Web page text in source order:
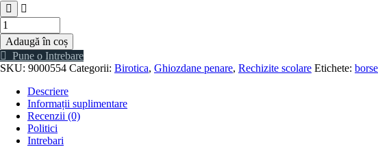
Cantitate
Penar
borseta
(
portofel
motive
geometrice
Adaugă în coș
Pune o Intrebare
SKU: 9000554 Categorii: Birotica, Ghiozdane penare, Rechizite scolare Etichete:
Descriere
Informații suplimentare
Recenzii (0)
Politici
Intrebari